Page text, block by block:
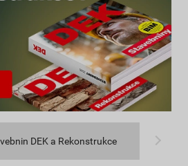
DEK a Rekonstrukce